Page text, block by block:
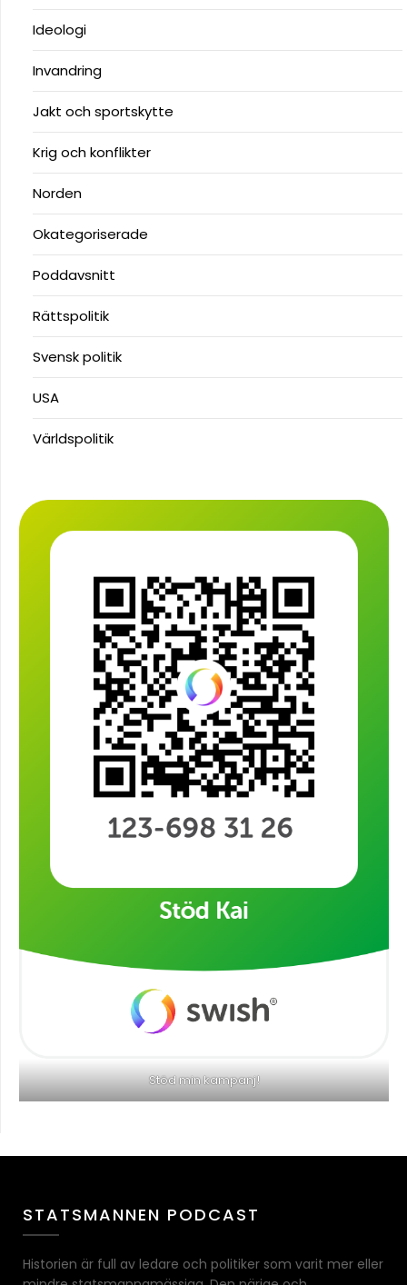
Ideologi
Invandring
Jakt och sportskytte
Krig och konflikter
Norden
Okategoriserade
Poddavsnitt
Rättspolitik
Svensk politik
USA
Världspolitik
Stöd min kampanj!
STATSMANNEN PODCAST
Historien är full av ledare och politiker som varit mer eller